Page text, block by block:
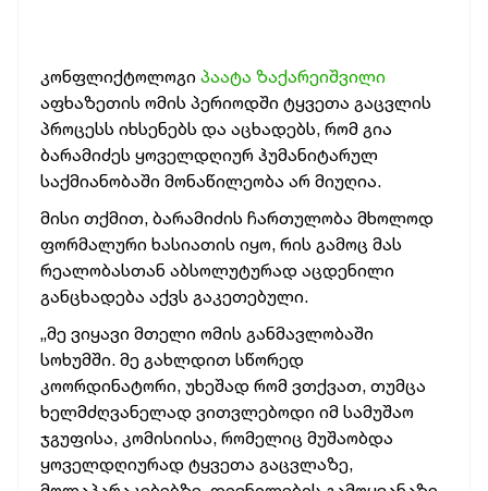
კონფლიქტოლოგი პაატა ზაქარეიშვილი
აფხაზეთის ომის პერიოდში ტყვეთა გაცვლის
პროცესს იხსენებს და აცხადებს, რომ გია
ბარამიძეს ყოველდღიურ ჰუმანიტარულ
საქმიანობაში მონაწილეობა არ მიუღია.
მისი თქმით, ბარამიძის ჩართულობა მხოლოდ
ფორმალური ხასიათის იყო, რის გამოც მას
რეალობასთან აბსოლუტურად აცდენილი
განცხადება აქვს გაკეთებული.
„მე ვიყავი მთელი ომის განმავლობაში
სოხუმში. მე გახლდით სწორედ
კოორდინატორი, უხეშად რომ ვთქვათ, თუმცა
ხელმძღვანელად ვითვლებოდი იმ სამუშაო
ჯგუფისა, კომისიისა, რომელიც მუშაობდა
ყოველდღიურად ტყვეთა გაცვლაზე,